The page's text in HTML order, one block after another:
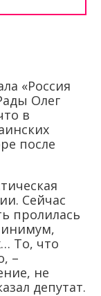
«Россия
Олег
в
после
Сейчас
пролилась
То, что
–
не
депутат.